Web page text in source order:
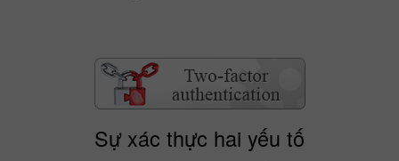
Sự xác thực hai yếu tố